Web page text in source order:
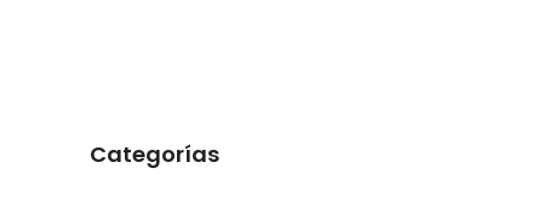
Categorías